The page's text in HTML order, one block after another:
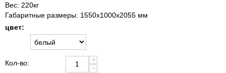
Вес: 220кг
Габаритные размеры: 1550х1000х2055 мм
цвет:
Кол-во:
+
−